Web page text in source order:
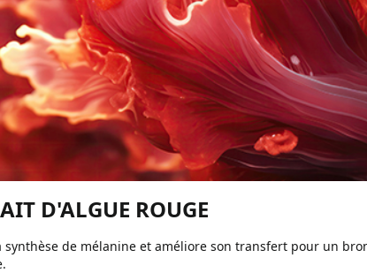
D'ALGUE ROUGE
synthèse de mélanine et améliore son transfert pour un